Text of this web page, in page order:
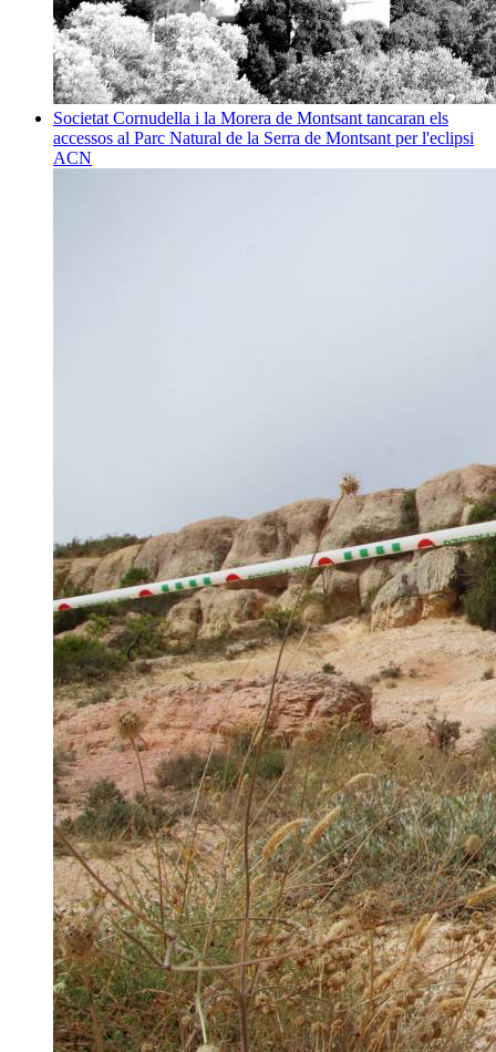
Societat Cornudella i la Morera de Montsant tancaran els
accessos al Parc Natural de la Serra de Montsant per l'eclipsi
ACN